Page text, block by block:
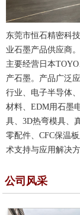
东莞市恒石精密科
业石墨产品供应商
主要经营日本
产石墨。产品广泛
行业、电子半导体
材料、EDM用石墨
具、3D热弯模具、
零配件、CFC保温
术支持与应用解决方
公司风采